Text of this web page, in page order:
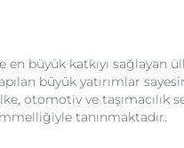
büyük katkıyı sağlayan
büyük yatırımlar
otomotiv ve
tanınmaktadır.